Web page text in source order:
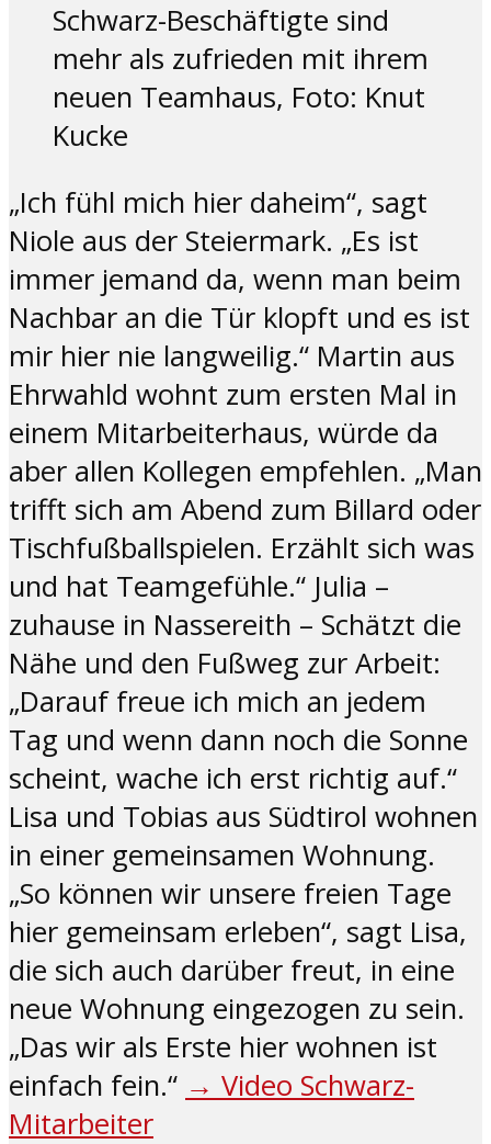
Schwarz-Beschäftigte sind
mehr als zufrieden mit ihrem
neuen Teamhaus, Foto: Knut
Kucke
„Ich fühl mich hier daheim“, sagt
Niole aus der Steiermark. „Es ist
immer jemand da, wenn man beim
Nachbar an die Tür klopft und es ist
mir hier nie langweilig.“ Martin aus
Ehrwahld wohnt zum ersten Mal in
einem Mitarbeiterhaus, würde da
aber allen Kollegen empfehlen. „Man
trifft sich am Abend zum Billard oder
Tischfußballspielen. Erzählt sich was
und hat Teamgefühle.“ Julia –
zuhause in Nassereith – Schätzt die
Nähe und den Fußweg zur Arbeit:
„Darauf freue ich mich an jedem
Tag und wenn dann noch die Sonne
scheint, wache ich erst richtig auf.“
Lisa und Tobias aus Südtirol wohnen
in einer gemeinsamen Wohnung.
„So können wir unsere freien Tage
hier gemeinsam erleben“, sagt Lisa,
die sich auch darüber freut, in eine
neue Wohnung eingezogen zu sein.
„Das wir als Erste hier wohnen ist
einfach fein.“ → Video Schwarz-
Mitarbeiter